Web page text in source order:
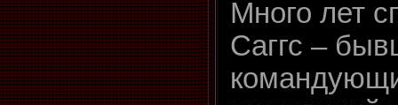
Много лет
Саггс –